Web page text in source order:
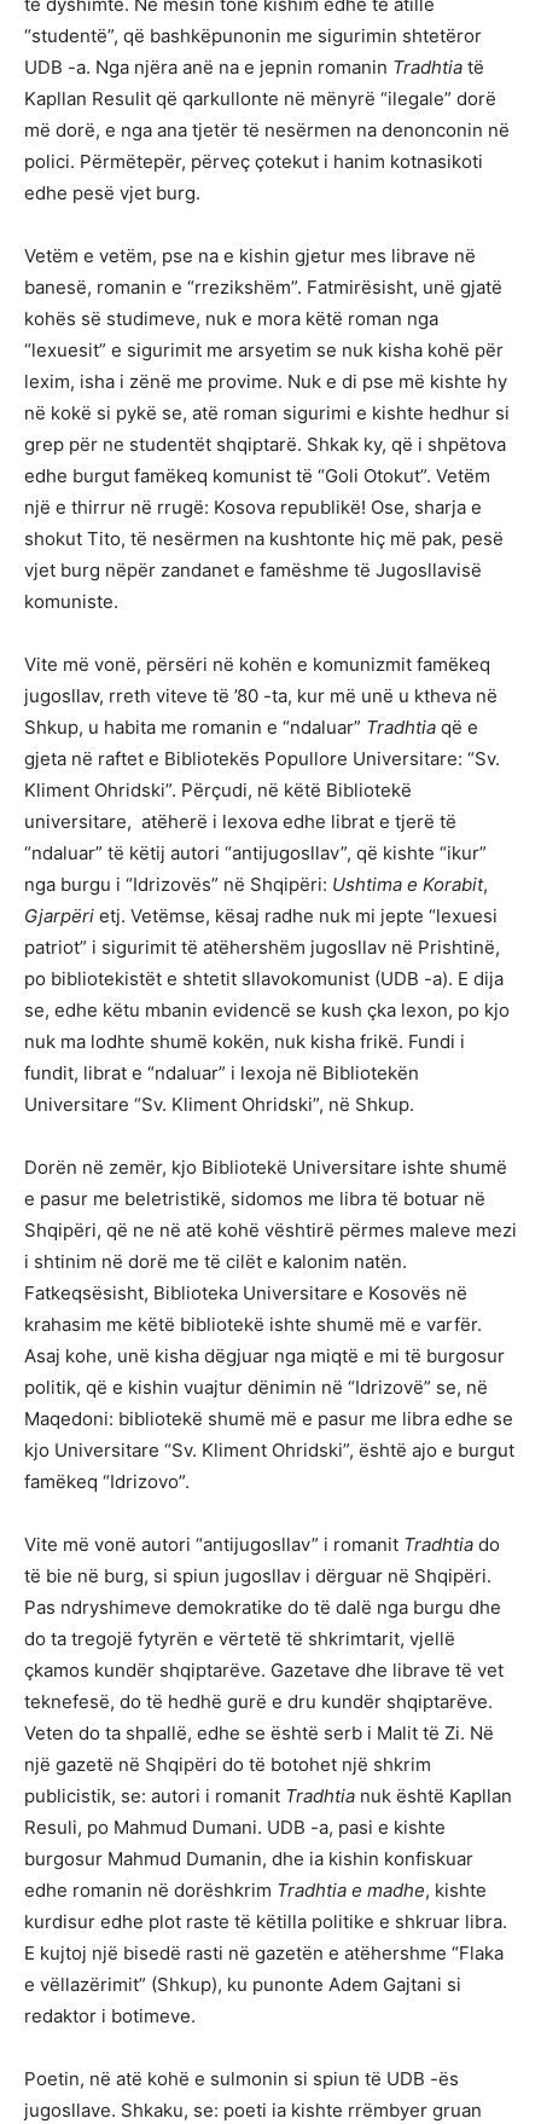
“studentë”, që bashkëpunonin me sigurimin shtetëror
UDB -a. Nga njëra anë na e jepnin romanin Tradhtia të
Kapllan Resulit që qarkullonte në mënyrë “ilegale” dorë
më dorë, e nga ana tjetër të nesërmen na denonconin në
polici. Përmëtepër, përveç çotekut i hanim kotnasikoti
edhe pesë vjet burg.
Vetëm e vetëm, pse na e kishin gjetur mes librave në
banesë, romanin e “rrezikshëm”. Fatmirësisht, unë gjatë
kohës së studimeve, nuk e mora këtë roman nga
“lexuesit” e sigurimit me arsyetim se nuk kisha kohë për
lexim, isha i zënë me provime. Nuk e di pse më kishte hy
në kokë si pykë se, atë roman sigurimi e kishte hedhur si
grep për ne studentët shqiptarë. Shkak ky, që i shpëtova
edhe burgut famëkeq komunist të “Goli Otokut”. Vetëm
një e thirrur në rrugë: Kosova republikë! Ose, sharja e
shokut Tito, të nesërmen na kushtonte hiç më pak, pesë
vjet burg nëpër zandanet e famëshme të Jugosllavisë
komuniste.
Vite më vonë, përsëri në kohën e komunizmit famëkeq
jugosllav, rreth viteve të ’80 -ta, kur më unë u ktheva në
Shkup, u habita me romanin e “ndaluar” Tradhtia që e
gjeta në raftet e Bibliotekës Popullore Universitare: “Sv.
Kliment Ohridski”. Përçudi, në këtë Bibliotekë
universitare, atëherë i lexova edhe librat e tjerë të
“ndaluar” të këtij autori “antijugosllav”, që kishte “ikur”
nga burgu i “Idrizovës” në Shqipëri: Ushtima e Korabit,
Gjarpëri etj. Vetëmse, kësaj radhe nuk mi jepte “lexuesi
patriot” i sigurimit të atëhershëm jugosllav në Prishtinë,
po bibliotekistët e shtetit sllavokomunist (UDB -a). E dija
se, edhe këtu mbanin evidencë se kush çka lexon, po kjo
nuk ma lodhte shumë kokën, nuk kisha frikë. Fundi i
fundit, librat e “ndaluar” i lexoja në Bibliotekën
Universitare “Sv. Kliment Ohridski”, në Shkup.
Dorën në zemër, kjo Bibliotekë Universitare ishte shumë
e pasur me beletristikë, sidomos me libra të botuar në
Shqipëri, që ne në atë kohë vështirë përmes maleve mezi
i shtinim në dorë me të cilët e kalonim natën.
Fatkeqsësisht, Biblioteka Universitare e Kosovës në
krahasim me këtë bibliotekë ishte shumë më e varfër.
Asaj kohe, unë kisha dëgjuar nga miqtë e mi të burgosur
politik, që e kishin vuajtur dënimin në “Idrizovë” se, në
Maqedoni: bibliotekë shumë më e pasur me libra edhe se
kjo Universitare “Sv. Kliment Ohridski”, është ajo e burgut
famëkeq “Idrizovo”.
Vite më vonë autori “antijugosllav” i romanit Tradhtia do
të bie në burg, si spiun jugosllav i dërguar në Shqipëri.
Pas ndryshimeve demokratike do të dalë nga burgu dhe
do ta tregojë fytyrën e vërtetë të shkrimtarit, vjellë
çkamos kundër shqiptarëve. Gazetave dhe librave të vet
teknefesë, do të hedhë gurë e dru kundër shqiptarëve.
Veten do ta shpallë, edhe se është serb i Malit të Zi. Në
një gazetë në Shqipëri do të botohet një shkrim
publicistik, se: autori i romanit Tradhtia nuk është Kapllan
Resuli, po Mahmud Dumani. UDB -a, pasi e kishte
burgosur Mahmud Dumanin, dhe ia kishin konfiskuar
edhe romanin në dorëshkrim Tradhtia e madhe, kishte
kurdisur edhe plot raste të këtilla politike e shkruar libra.
E kujtoj një bisedë rasti në gazetën e atëhershme “Flaka
e vëllazërimit” (Shkup), ku punonte Adem Gajtani si
redaktor i botimeve.
Poetin, në atë kohë e sulmonin si spiun të UDB -ës
jugosllave. Shkaku, se: poeti ia kishte rrëmbyer gruan